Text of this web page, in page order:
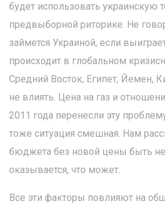
будет использовать украинскую
предвыборной риторике. Не
займется Украиной, если
происходит в глобальном
Средний Восток, Египет, Йемен,
не влиять. Цена на газ и
2011 года перенесли эту
тоже ситуация смешная. Нам
бюджета без новой цены быть
оказывается, что может.
Все эти факторы повлияют на